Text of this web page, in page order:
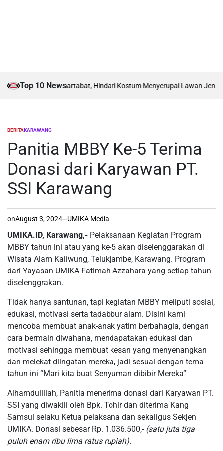
Top 10 News
RI Harus Bermartabat, Hindari Kostum Menyerupai Lawan Jenis dan
POSTED
BERITAKARAWANG
Panitia MBBY Ke-5 Terima
Donasi dari Karyawan PT.
SSI Karawang
onAugust 3, 2024 UMIKA Media
UMIKA.ID, Karawang,- Pelaksanaan Kegiatan Program
MBBY tahun ini atau yang ke-5 akan diselenggarakan di
Wisata Alam Kaliwung, Telukjambe, Karawang. Program
dari Yayasan UMIKA Fatimah Azzahara yang setiap tahun
diselenggrakan.
Tidak hanya santunan, tapi kegiatan MBBY meliputi sosial,
edukasi, motivasi serta tadabbur alam. Disini kami
mencoba membuat anak-anak yatim berbahagia, dengan
cara bermain diwahana, mendapatakan edukasi dan
motivasi sehingga membuat kesan yang menyenangkan
dan melekat diingatan mereka, jadi sesuai dengan tema
tahun ini “Mari kita buat Senyuman dibibir Mereka”
Alhamdulillah, Panitia menerima donasi dari Karyawan PT.
SSI yang diwakili oleh Bpk. Tohir dan diterima Kang
Samsul selaku Ketua pelaksana dan sekaligus Sekjen
UMIKA. Donasi sebesar Rp. 1.036.500,- (satu juta tiga
puluh enam ribu lima ratus rupiah).